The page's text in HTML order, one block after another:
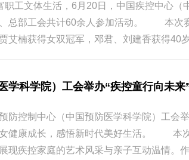
职工文体生活，6月20日，中国疾控中心
总部工会共计60余人参加活动。 本次
艾楠获得女双冠军，邓君、刘建香获得40
学科学院）工会举办“疾控童行向未
防控制中心（中国预防医学科学院）工会
健康成长，感悟新时代美好生活。 本
现疾控家庭的艺术风采与亲子互动温情。